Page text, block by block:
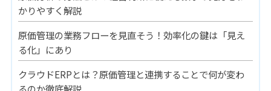
かりやすく解説
原価管理の業務フローを見直そう！効率化の鍵は「見え
る化」にあり
クラウドERPとは？原価管理と連携することで何が変わ